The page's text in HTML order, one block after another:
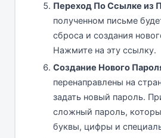
Переход По Ссылке из
полученном письме
сброса и создания
Нажмите на эту ссылку.
Создание Нового
перенаправлены на
задать новый пароль.
сложный пароль,
буквы, цифры и